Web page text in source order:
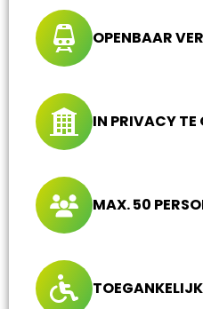
OPENBAAR
IN PRIVACY TE
MAX. 50